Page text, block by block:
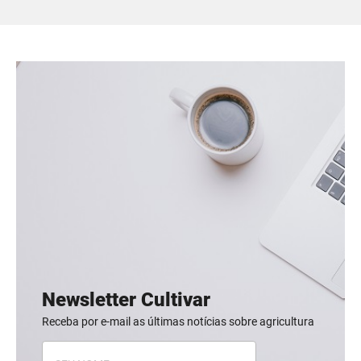
Newsletter Cultivar
Receba por e-mail as últimas notícias sobre agricultura